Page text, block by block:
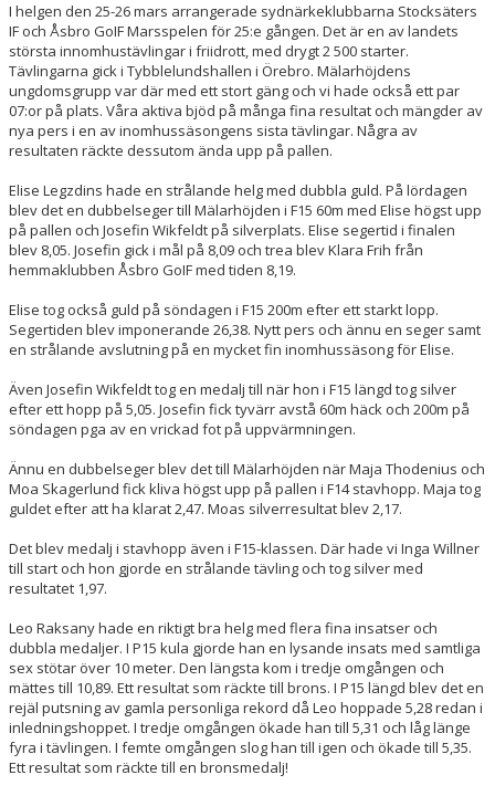
I helgen den 25-26 mars arrangerade sydnärkeklubbarna Stocksäters
IF och Åsbro GoIF Marsspelen för 25:e gången. Det är en av landets
största innomhustävlingar i friidrott, med drygt 2 500 starter.
Tävlingarna gick i Tybblelundshallen i Örebro. Mälarhöjdens
ungdomsgrupp var där med ett stort gäng och vi hade också ett par
07:or på plats. Våra aktiva bjöd på många fina resultat och mängder av
nya pers i en av inomhussäsongens sista tävlingar. Några av
resultaten räckte dessutom ända upp på pallen.
Elise Legzdins hade en strålande helg med dubbla guld. På lördagen
blev det en dubbelseger till Mälarhöjden i F15 60m med Elise högst upp
på pallen och Josefin Wikfeldt på silverplats. Elise segertid i finalen
blev 8,05. Josefin gick i mål på 8,09 och trea blev Klara Frih från
hemmaklubben Åsbro GoIF med tiden 8,19.
Elise tog också guld på söndagen i F15 200m efter ett starkt lopp.
Segertiden blev imponerande 26,38. Nytt pers och ännu en seger samt
en strålande avslutning på en mycket fin inomhussäsong för Elise.
Även Josefin Wikfeldt tog en medalj till när hon i F15 längd tog silver
efter ett hopp på 5,05. Josefin fick tyvärr avstå 60m häck och 200m på
söndagen pga av en vrickad fot på uppvärmningen.
Ännu en dubbelseger blev det till Mälarhöjden när Maja Thodenius och
Moa Skagerlund fick kliva högst upp på pallen i F14 stavhopp. Maja tog
guldet efter att ha klarat 2,47. Moas silverresultat blev 2,17.
Det blev medalj i stavhopp även i F15-klassen. Där hade vi Inga Willner
till start och hon gjorde en strålande tävling och tog silver med
resultatet 1,97.
Leo Raksany hade en riktigt bra helg med flera fina insatser och
dubbla medaljer. I P15 kula gjorde han en lysande insats med samtliga
sex stötar över 10 meter. Den längsta kom i tredje omgången och
mättes till 10,89. Ett resultat som räckte till brons. I P15 längd blev det en
rejäl putsning av gamla personliga rekord då Leo hoppade 5,28 redan i
inledningshoppet. I tredje omgången ökade han till 5,31 och låg länge
fyra i tävlingen. I femte omgången slog han till igen och ökade till 5,35.
Ett resultat som räckte till en bronsmedalj!